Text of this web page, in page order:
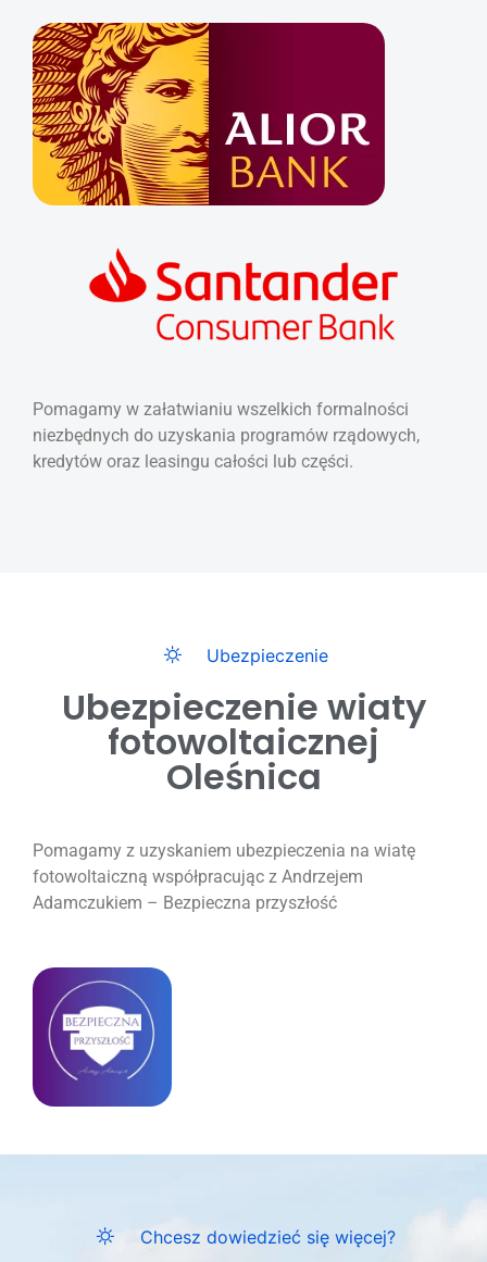
Pomagamy w załatwianiu wszelkich formalności
niezbędnych do uzyskania programów rządowych,
kredytów oraz leasingu całości lub części.
Ubezpieczenie
Ubezpieczenie wiaty
fotowoltaicznej
Oleśnica
Pomagamy z uzyskaniem ubezpieczenia na wiatę
fotowoltaiczną współpracując z Andrzejem
Adamczukiem – Bezpieczna przyszłość
Chcesz dowiedzieć się więcej?